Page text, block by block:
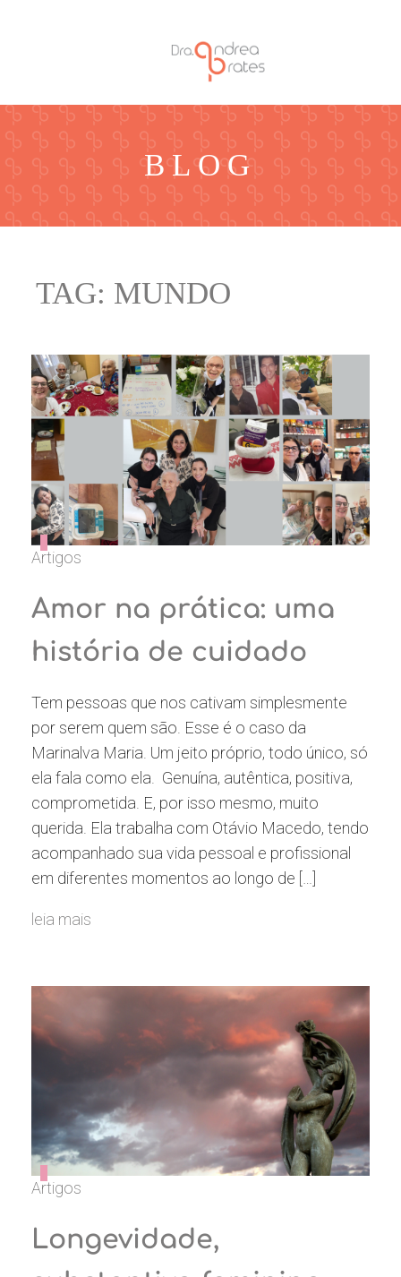
BLOG
TAG: MUNDO
Artigos
Amor na prática: uma
história de cuidado
Tem pessoas que nos cativam simplesmente
por serem quem são. Esse é o caso da
Marinalva Maria. Um jeito próprio, todo único, só
ela fala como ela. Genuína, autêntica, positiva,
comprometida. E, por isso mesmo, muito
querida. Ela trabalha com Otávio Macedo, tendo
acompanhado sua vida pessoal e profissional
em diferentes momentos ao longo de […]
leia mais
Artigos
Longevidade,